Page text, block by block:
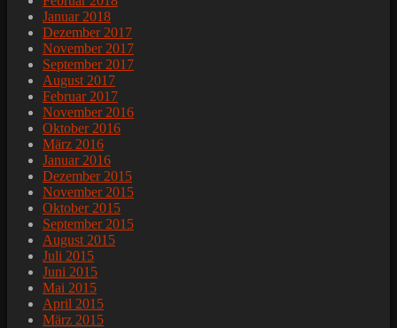
Januar 2018
Dezember 2017
November 2017
September 2017
August 2017
Februar 2017
November 2016
Oktober 2016
März 2016
Januar 2016
Dezember 2015
November 2015
Oktober 2015
September 2015
August 2015
Juli 2015
Juni 2015
Mai 2015
April 2015
März 2015